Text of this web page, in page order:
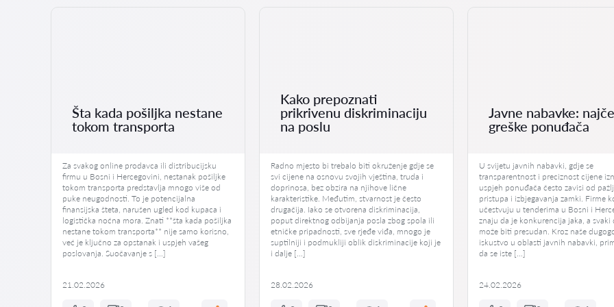
Šta kada pošiljka nestane
tokom transporta
Za svakog online prodavca ili distribucijsku
firmu u Bosni i Hercegovini, nestanak pošiljke
tokom transporta predstavlja mnogo više od
puke neugodnosti. To je potencijalna
finansijska šteta, narušen ugled kod kupaca i
logistička noćna mora. Znati **šta kada pošiljka
nestane tokom transporta** nije samo korisno,
već je ključno za opstanak i uspjeh vašeg
poslovanja. Suočavanje s […]
21.02.2026
Kako prepoznati
prikrivenu diskriminaciju
na poslu
Radno mjesto bi trebalo biti okruženje gdje se
svi cijene na osnovu svojih vještina, truda i
doprinosa, bez obzira na njihove lične
karakteristike. Međutim, stvarnost je često
drugačija. Iako se otvorena diskriminacija,
poput direktnog odbijanja posla zbog spola ili
etničke pripadnosti, sve rjeđe viđa, mnogo je
suptilniji i podmukliji oblik diskriminacije koji je
i dalje […]
28.02.2026
Javne nabavke:
greške ponuđača
U svijetu javnih nabavki, gdje se
transparentnost i preciznost cijene
uspjeh ponuđača često zavisi od
pristupa i izbjegavanja zamki. Firme
učestvuju u tenderima u Bosni i
znaju da je konkurencija jaka, a svaki
može biti presudan. Kroz naše
iskustvo u oblasti javnih nabavki,
da se iste […]
24.02.2026